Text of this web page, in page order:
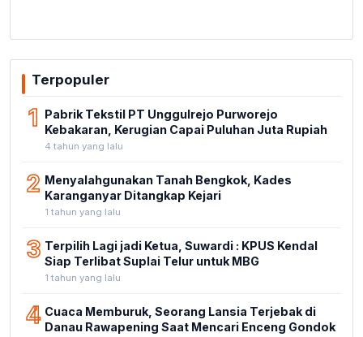
Terpopuler
1 Pabrik Tekstil PT Unggulrejo Purworejo
Kebakaran, Kerugian Capai Puluhan Juta Rupiah
4 tahun yang lalu
2 Menyalahgunakan Tanah Bengkok, Kades
Karanganyar Ditangkap Kejari
1 tahun yang lalu
3 Terpilih Lagi jadi Ketua, Suwardi : KPUS Kendal
Siap Terlibat Suplai Telur untuk MBG
1 tahun yang lalu
4 Cuaca Memburuk, Seorang Lansia Terjebak di
Danau Rawapening Saat Mencari Enceng Gondok